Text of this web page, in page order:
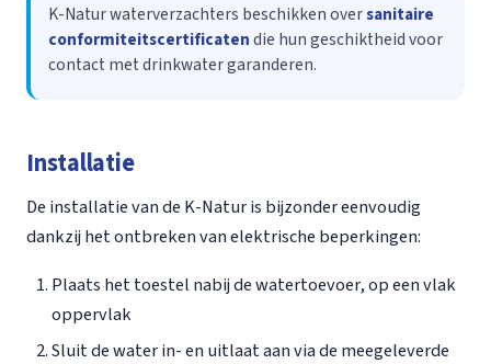
K-Natur waterverzachters beschikken oversanitaire
conformiteitscertificatendie hun geschiktheid voor
contact met drinkwater garanderen.
Installatie
De installatie van de K-Natur is bijzonder eenvoudig
dankzij het ontbreken van elektrische beperkingen:
Plaats het toestel nabij de watertoevoer, op een vlak
oppervlak
Sluit de water in- en uitlaat aan via de meegeleverde